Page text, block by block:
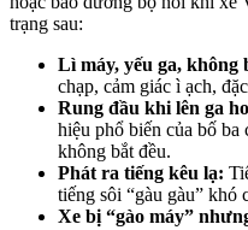
trạng sau:
Lì máy, yếu ga, không
chạp, cảm giác ì ạch,
Rung đầu khi lên ga
hiệu phổ biến của bố
không bắt đều.
Phát ra tiếng kêu lạ:
tiếng sôi “gàu gàu”
Xe bị “gào máy”